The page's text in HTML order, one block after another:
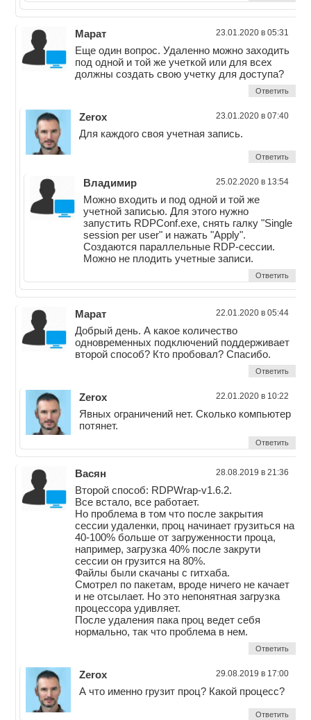
Марат 23.01.2020 в 05:31
Еще один вопрос. Удаленно можно заходить
под одной и той же учеткой или для всех
должны создать свою учетку для доступа?
Ответить
Zerox 23.01.2020 в 07:40
Для каждого своя учетная запись.
Ответить
Владимир 25.02.2020 в 13:54
Можно входить и под одной и той же
учетной записью. Для этого нужно
запустить RDPConf.exe, снять галку "Single
session per user" и нажать "Apply".
Создаются параллельные RDP-сессии.
Можно не плодить учетные записи.
Ответить
Марат 22.01.2020 в 05:44
Добрый день. А какое количество
одновременных подключений поддерживает
второй способ? Кто пробовал? Спасибо.
Ответить
Zerox 22.01.2020 в 10:22
Явных ограничений нет. Сколько компьютер
потянет.
Ответить
Васян 28.08.2019 в 21:36
Второй способ: RDPWrap-v1.6.2.
Все встало, все работает.
Но проблема в том что после закрытия
сессии удаленки, проц начинает грузиться на
40-100% больше от загруженности проца,
например, загрузка 40% после закрути
сессии он грузится на 80%.
Файлы были скачаны с гитхаба.
Смотрел по пакетам, вроде ничего не качает
и не отсылает. Но это непонятная загрузка
процессора удивляет.
После удаления пака проц ведет себя
нормально, так что проблема в нем.
Ответить
Zerox 29.08.2019 в 17:00
А что именно грузит проц? Какой процесс?
Ответить